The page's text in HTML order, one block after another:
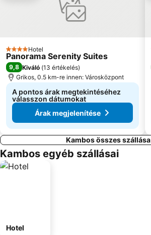
4 Kategória
Hotel
Panorama Serenity Suites
9,8 Kiváló (13 értékelés)
Grikos, 0.5 km-re innen: Városközpont
A pontos árak megtekintéséhez
válasszon dátumokat
Árak megjelenítése
Kambos összes szállása
Kambos egyéb szállásai
Hotel